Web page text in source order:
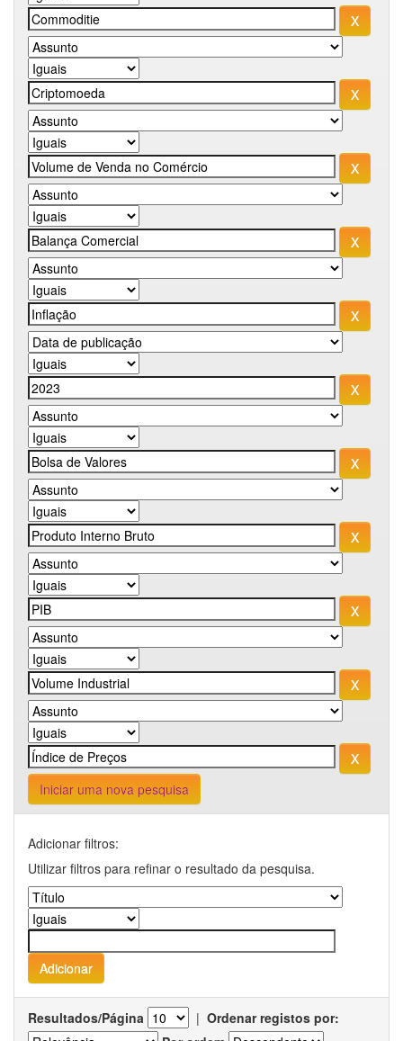
Iniciar uma nova pesquisa
Adicionar filtros:
Utilizar filtros para refinar o resultado da pesquisa.
Resultados/Página | Ordenar registos por: